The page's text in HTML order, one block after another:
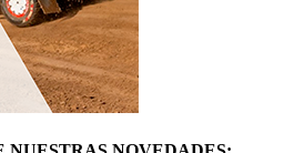
los derechos reservados
normas y política de privacidad.